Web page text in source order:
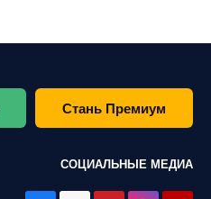
Стань Премиум
СОЦИАЛЬНЫЕ МЕДИА